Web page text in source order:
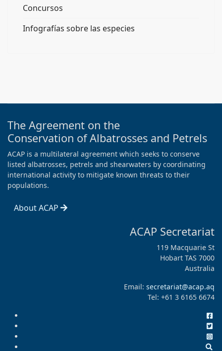
Concursos
Infografías sobre las especies
The Agreement on the
Conservation of Albatrosses and Petrels
ACAP is a multilateral agreement which seeks to conserve
listed albatrosses, petrels and shearwaters by coordinating
international activity to mitigate known threats to their
populations.
About ACAP
ACAP Secretariat
119 Macquarie St
Hobart TAS 7000
Australia
Email: secretariat@acap.aq
Tel: +61 3 6165 6674